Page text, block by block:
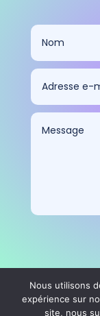
Nous utilisons
expérience sur
site, nous